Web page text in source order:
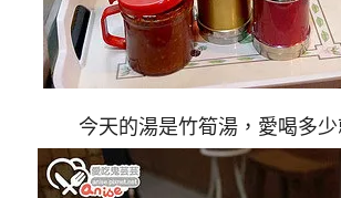
今天的湯是竹筍湯，愛喝多